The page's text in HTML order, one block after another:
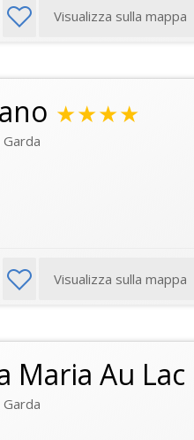
Visualizza sulla mappa
★★★★
Visualizza sulla mappa
Maria Au Lac